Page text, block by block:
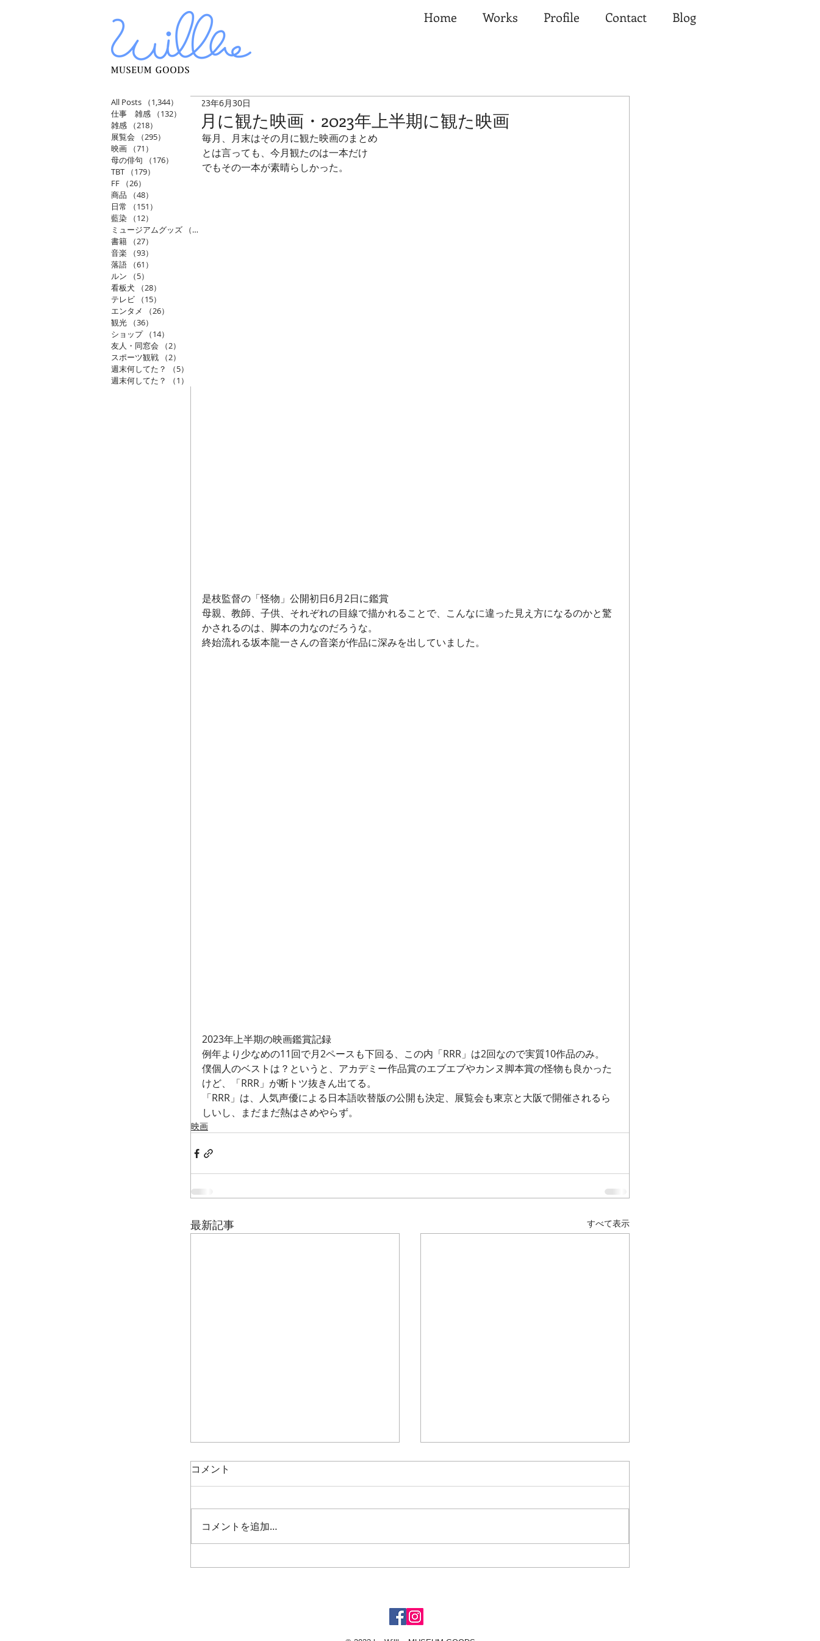
Home Works Profile Contact Blog
6月に観た映画・2023年上半期に観た映画
2023年6月30日
毎月、月末はその月に観た映画のまとめ
とは言っても、今月観たのは一本だけ
でもその一本が素晴らしかった。
是枝監督の「怪物」公開初日6月2日に鑑賞
母親、教師、子供、それぞれの目線で描かれることで、こんなに違った見え方になるのかと驚
かされるのは、脚本の力なのだろうな。
終始流れる坂本龍一さんの音楽が作品に深みを出していました。
2023年上半期の映画鑑賞記録
例年より少なめの11回で月2ペースも下回る、この内「RRR」は2回なので実質10作品のみ。
僕個人のベストは？というと、アカデミー作品賞のエブエブやカンヌ脚本賞の怪物も良かった
けど、「RRR」が断トツ抜きん出てる。
「RRR」は、人気声優による日本語吹替版の公開も決定、展覧会も東京と大阪で開催されるら
しいし、まだまだ熱はさめやらず。
映画
最新記事 すべて表示
コメント
コメントを追加…
All Posts （1,344）
1,344件の記事
仕事 雑感
（132）
132件の記事
雑感
（218）
展覧会
（295）
295件の記事
映画
（71）
母の俳句
（176）
176件の記事
TBT
（179）
FF
（26）
商品
（48）
日常
（151）
藍染
（12）
ミュージアムグッズ
（114）
書籍
（27）
音楽
（93）
落語
（61）
ルン
（5）
看板犬
（28）
テレビ
（15）
エンタメ
（26）
観光
（36）
ショップ
（14）
友人・同窓会
（2）
スポーツ観戦
（2）
週末何してた？
（5）
週末何してた？
（1）